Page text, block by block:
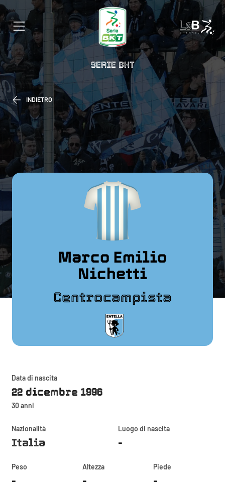
SERIE BKT
INDIETRO
Marco Emilio
Nichetti
Centrocampista
Data di nascita
22 dicembre 1996
30 anni
Nazionalità
Italia
Luogo di nascita
-
Peso
-
Altezza
-
Piede
-